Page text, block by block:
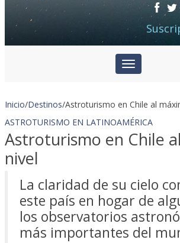
Inicio/Destinos/Astroturismo en Chile al
ASTROTURISMO EN LATINOAMÉRICA
Astroturismo en Chile
nivel
La claridad de su cielo
este país en hogar de
los observatorios
más importantes del